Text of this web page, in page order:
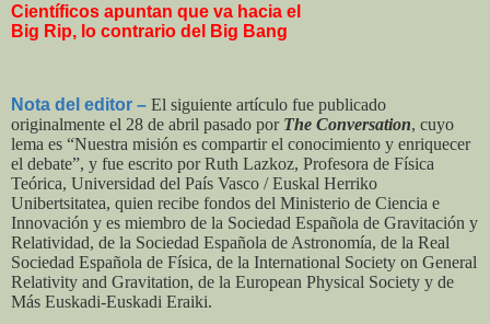
Científicos apuntan que va hacia el
Big Rip, lo contrario del Big Bang
Nota del editor – El siguiente artículo fue publicado
originalmente el 28 de abril pasado por The Conversation, cuyo
lema es “Nuestra misión es compartir el conocimiento y enriquecer
el debate”, y fue escrito por Ruth Lazkoz, Profesora de Física
Teórica, Universidad del País Vasco / Euskal Herriko
Unibertsitatea, quien recibe fondos del Ministerio de Ciencia e
Innovación y es miembro de la Sociedad Española de Gravitación y
Relatividad, de la Sociedad Española de Astronomía, de la Real
Sociedad Española de Física, de la International Society on General
Relativity and Gravitation, de la European Physical Society y de
Más Euskadi-Euskadi Eraiki.